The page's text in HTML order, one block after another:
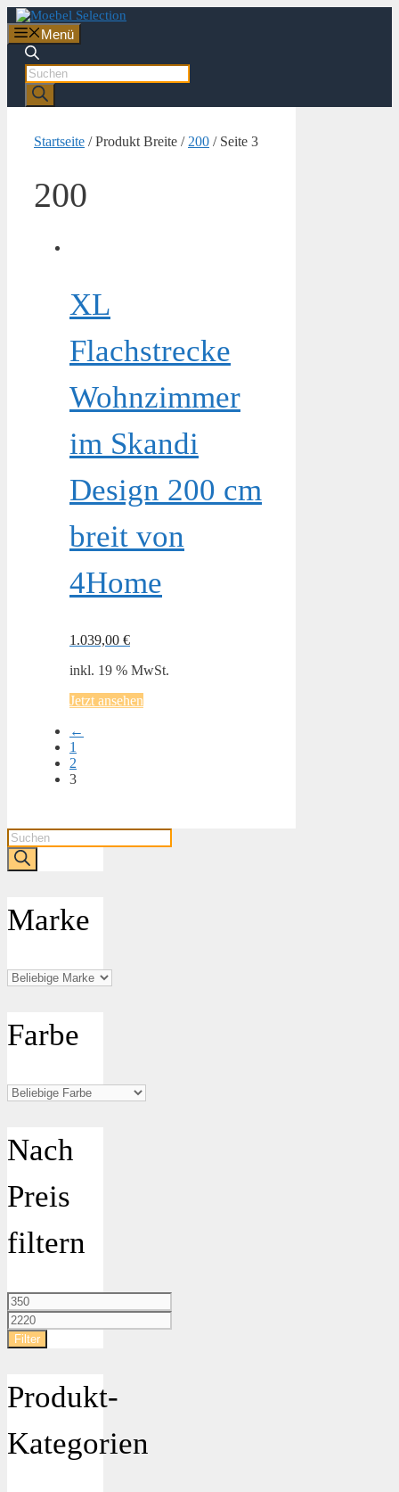
Zum
Inhalt
springen
Menü
Products
search
Startseite / Produkt Breite / 200 / Seite 3
200
XL
Flachstrecke
Wohnzimmer
im Skandi
Design 200 cm
breit von
4Home
1.039,00 €
inkl. 19 % MwSt.
Jetzt ansehen
←
1
2
3
Products
search
Marke
Farbe
Nach
Preis
filtern
Min.
Preis
Max.
Preis
Filter
Produkt-
Kategorien